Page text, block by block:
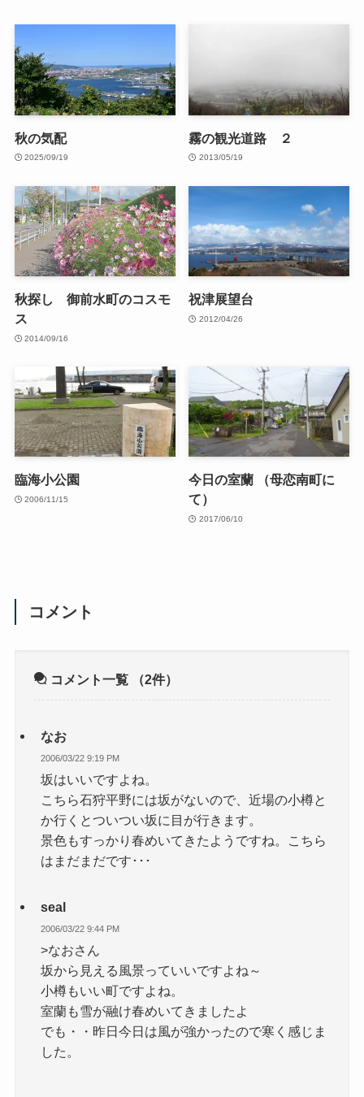
秋の気配
2025/09/19
霧の観光道路 ２
2013/05/19
秋探し 御前水町のコスモ
ス
2014/09/16
祝津展望台
2012/04/26
臨海小公園
2006/11/15
今日の室蘭 （母恋南町に
て）
2017/06/10
コメント
コメント一覧 （2件）
なお
2006/03/22 9:19 PM
坂はいいですよね。
こちら石狩平野には坂がないので、近場の小樽と
か行くとついつい坂に目が行きます。
景色もすっかり春めいてきたようですね。こちら
はまだまだです･･･
seal
2006/03/22 9:44 PM
>なおさん
坂から見える風景っていいですよね～
小樽もいい町ですよね。
室蘭も雪が融け春めいてきましたよ
でも・・昨日今日は風が強かったので寒く感じま
した。